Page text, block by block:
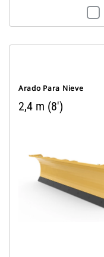
Arado Para Nieve
2,4 m (8')